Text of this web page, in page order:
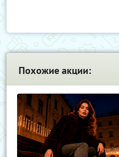
Похожие акции: